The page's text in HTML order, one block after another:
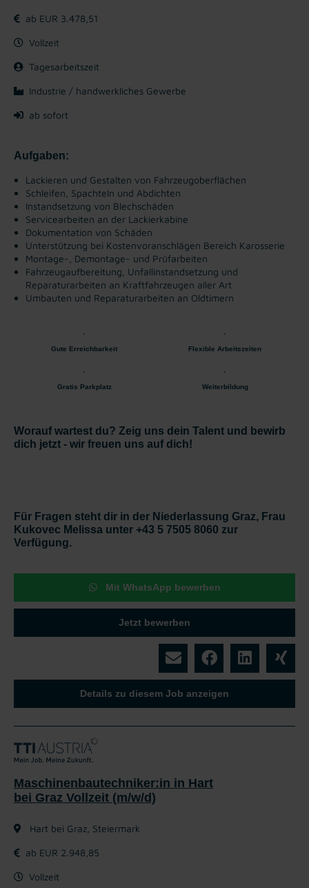
ab EUR 3.478,51
Vollzeit
Tagesarbeitszeit
Industrie / handwerkliches Gewerbe
ab sofort
Aufgaben:
Lackieren und Gestalten von Fahrzeugoberflächen
Schleifen, Spachteln und Abdichten
Instandsetzung von Blechschäden
Servicearbeiten an der Lackierkabine
Dokumentation von Schäden
Unterstützung bei Kostenvoranschlägen Bereich Karosserie
Montage-, Demontage- und Prüfarbeiten
Fahrzeugaufbereitung, Unfallinstandsetzung und
Reparaturarbeiten an Kraftfahrzeugen aller Art
Umbauten und Reparaturarbeiten an Oldtimern
Gute Erreichbarkeit Flexible Arbeitszeiten
Gratis Parkplatz Weiterbildung
Worauf wartest du? Zeig uns dein Talent und bewirb
dich jetzt - wir freuen uns auf dich!
Für Fragen steht dir in der Niederlassung Graz, Frau
Kukovec Melissa unter +43 5 7505 8060 zur
Verfügung.
Mit WhatsApp bewerben
Jetzt bewerben
Details zu diesem Job anzeigen
Maschinenbautechniker:in in Hart
bei Graz Vollzeit (m/w/d)
Hart bei Graz, Steiermark
ab EUR 2.948,85
Vollzeit